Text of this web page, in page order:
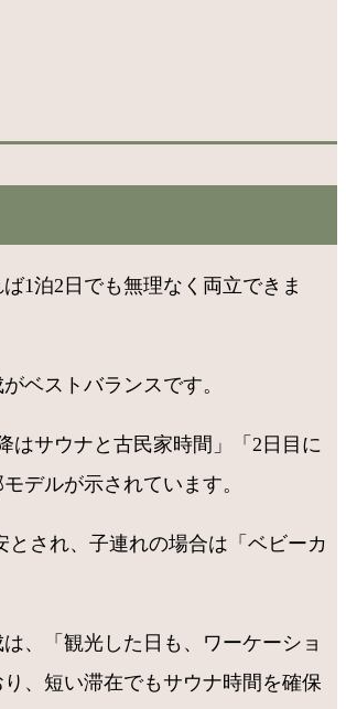
1泊2日でも無理なく両立できま
ベストバランスです。
はサウナと古民家時間」「2日目に
デルが示されています。
され、子連れの場合は「ベビーカ
、「観光した日も、ワーケーショ
、短い滞在でもサウナ時間を確保